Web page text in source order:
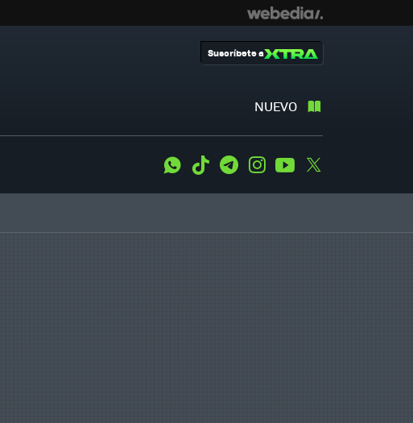
NUEVO
Suscríbete a
WhatsApp
Tiktok TelegramInstagramYoutube